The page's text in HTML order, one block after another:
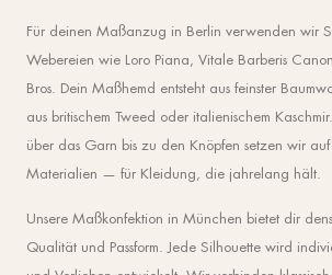
Für deinen Maßanzug in Berlin verwenden wir
Webereien wie Loro Piana, Vitale Barberis
Bros. Dein Maßhemd entsteht aus feinster
aus britischem Tweed oder italienischem
über das Garn bis zu den Knöpfen setzen wir
Materialien — für Kleidung, die jahrelang hält.
Unsere Maßkonfektion in München bietet dir
Qualität und Passform. Jede Silhouette wird